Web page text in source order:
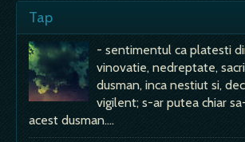
Tap
- sentimentul ca platesti
vinovatie, nedreptate,
dusman, inca nestiut si,
vigilent; s-ar putea chiar
acest dusman.…